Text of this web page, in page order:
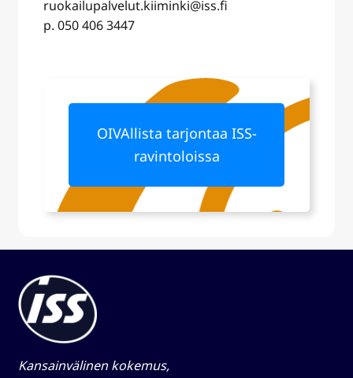
ruokailupalvelut.kiiminki@iss.fi
p. 050 406 3447
OIVAllista tarjontaa ISS-
ravintoloissa
Kansainvälinen kokemus,